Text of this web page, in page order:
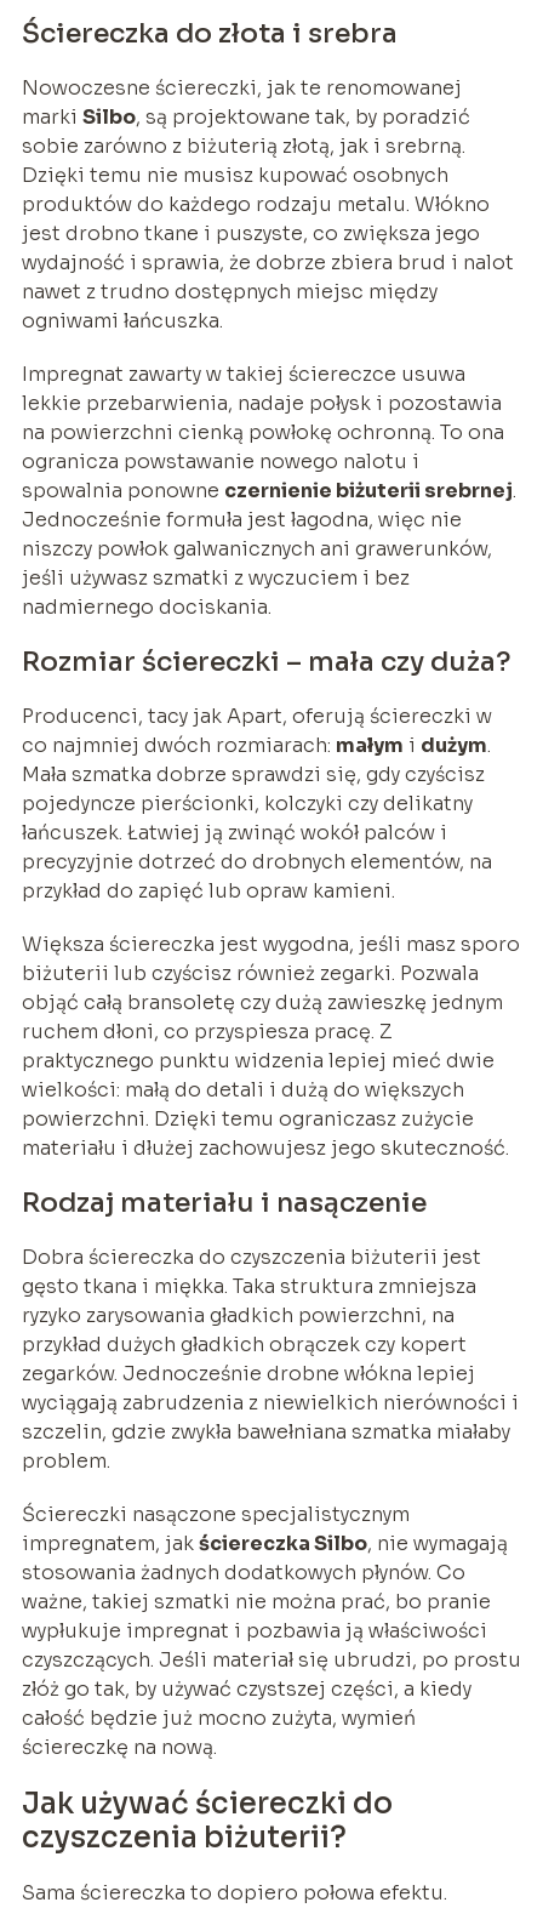
Ściereczka do złota i srebra
Nowoczesne ściereczki, jak te renomowanej
marki Silbo, są projektowane tak, by poradzić
sobie zarówno z biżuterią złotą, jak i srebrną.
Dzięki temu nie musisz kupować osobnych
produktów do każdego rodzaju metalu. Włókno
jest drobno tkane i puszyste, co zwiększa jego
wydajność i sprawia, że dobrze zbiera brud i nalot
nawet z trudno dostępnych miejsc między
ogniwami łańcuszka.
Impregnat zawarty w takiej ściereczce usuwa
lekkie przebarwienia, nadaje połysk i pozostawia
na powierzchni cienką powłokę ochronną. To ona
ogranicza powstawanie nowego nalotu i
spowalnia ponowne czernienie biżuterii srebrnej.
Jednocześnie formuła jest łagodna, więc nie
niszczy powłok galwanicznych ani grawerunków,
jeśli używasz szmatki z wyczuciem i bez
nadmiernego dociskania.
Rozmiar ściereczki – mała czy duża?
Producenci, tacy jak Apart, oferują ściereczki w
co najmniej dwóch rozmiarach: małym i dużym.
Mała szmatka dobrze sprawdzi się, gdy czyścisz
pojedyncze pierścionki, kolczyki czy delikatny
łańcuszek. Łatwiej ją zwinąć wokół palców i
precyzyjnie dotrzeć do drobnych elementów, na
przykład do zapięć lub opraw kamieni.
Większa ściereczka jest wygodna, jeśli masz sporo
biżuterii lub czyścisz również zegarki. Pozwala
objąć całą bransoletę czy dużą zawieszkę jednym
ruchem dłoni, co przyspiesza pracę. Z
praktycznego punktu widzenia lepiej mieć dwie
wielkości: małą do detali i dużą do większych
powierzchni. Dzięki temu ograniczasz zużycie
materiału i dłużej zachowujesz jego skuteczność.
Rodzaj materiału i nasączenie
Dobra ściereczka do czyszczenia biżuterii jest
gęsto tkana i miękka. Taka struktura zmniejsza
ryzyko zarysowania gładkich powierzchni, na
przykład dużych gładkich obrączek czy kopert
zegarków. Jednocześnie drobne włókna lepiej
wyciągają zabrudzenia z niewielkich nierówności i
szczelin, gdzie zwykła bawełniana szmatka miałaby
problem.
Ściereczki nasączone specjalistycznym
impregnatem, jakściereczka Silbo, nie wymagają
stosowania żadnych dodatkowych płynów. Co
ważne, takiej szmatki nie można prać, bo pranie
wypłukuje impregnat i pozbawia ją właściwości
czyszczących. Jeśli materiał się ubrudzi, po prostu
złóż go tak, by używać czystszej części, a kiedy
całość będzie już mocno zużyta, wymień
ściereczkę na nową.
Jak używać ściereczki do
czyszczenia biżuterii?
Sama ściereczka to dopiero połowa efektu.